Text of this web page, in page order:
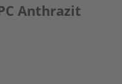
Anthrazit